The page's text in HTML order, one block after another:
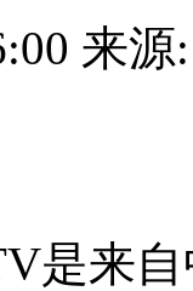
来源:
是来自